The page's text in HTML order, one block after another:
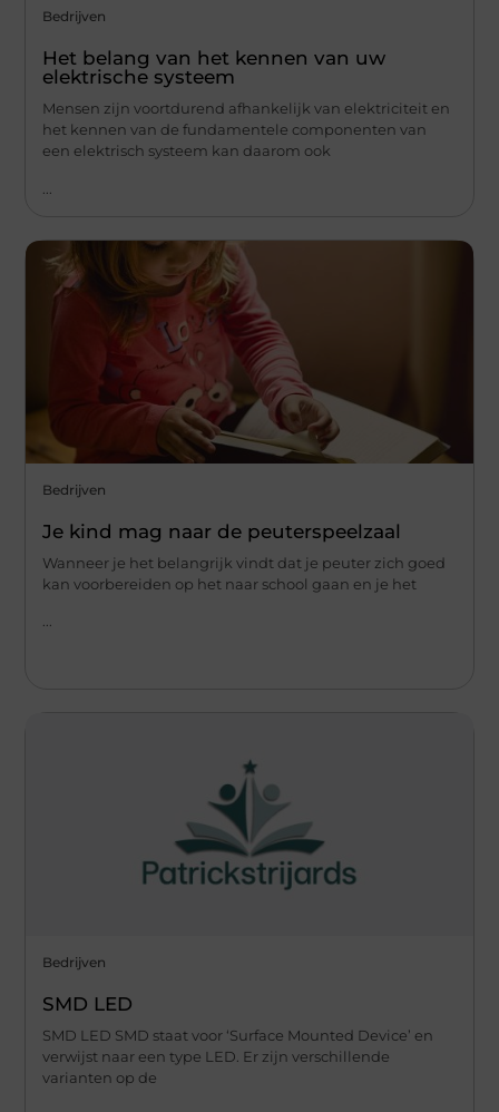
Bedrijven
Het belang van het kennen van uw
elektrische systeem
Mensen zijn voortdurend afhankelijk van elektriciteit en
het kennen van de fundamentele componenten van
een elektrisch systeem kan daarom ook
Bedrijven
Je kind mag naar de peuterspeelzaal
Wanneer je het belangrijk vindt dat je peuter zich goed
kan voorbereiden op het naar school gaan en je het
Bedrijven
SMD LED
SMD LED SMD staat voor ‘Surface Mounted Device’ en
verwijst naar een type LED. Er zijn verschillende
varianten op de